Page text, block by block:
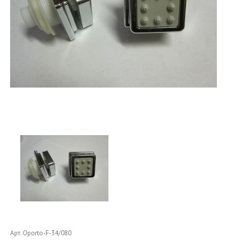
Арт. Oporto-F-34/080